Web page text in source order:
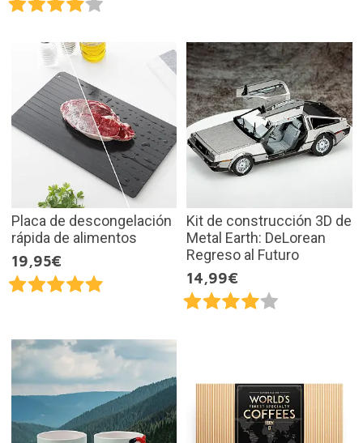
Placa de descongelación
rápida de alimentos
19,95€
Kit de construcción 3D de
Metal Earth: DeLorean
Regreso al Futuro
14,99€